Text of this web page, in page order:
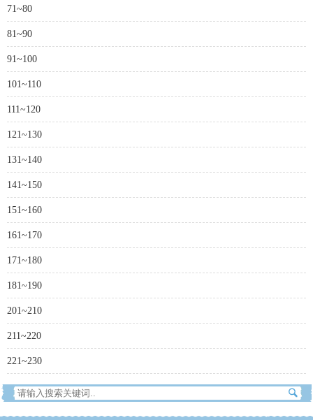
71~80
81~90
91~100
101~110
111~120
121~130
131~140
141~150
151~160
161~170
171~180
181~190
201~210
211~220
221~230